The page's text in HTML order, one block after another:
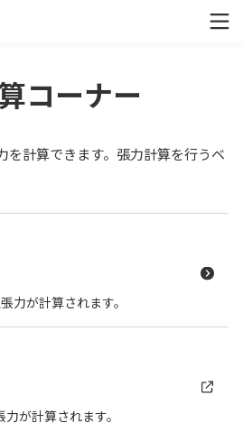
コーナー
を計算できます。張力計算を行うベ
力が計算されます。
が計算されます。